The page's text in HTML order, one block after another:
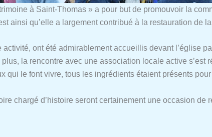
à Saint-Thomas » a pour but de promouvoir la
ainsi qu’elle a largement contribué à la restauration de
ont été admirablement accueillis devant l’église
la rencontre avec une association locale active s’est
qui le font vivre, tous les ingrédients étaient présents
chargé d’histoire seront certainement une occasion de